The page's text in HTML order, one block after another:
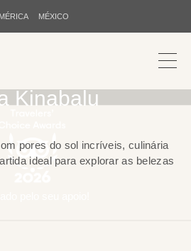
MÉXICO
Kinabalu
pores do sol incríveis, culinária
ideal para explorar as belezas